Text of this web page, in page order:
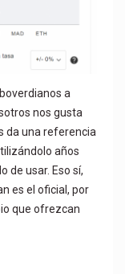
a
nos gusta
da una referencia
años
de usar. Eso sí,
es el oficial, por
que ofrezcan